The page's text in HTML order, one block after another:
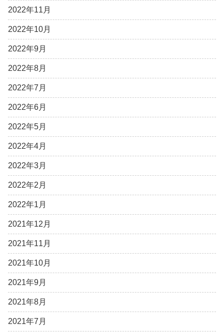
2022年11月
2022年10月
2022年9月
2022年8月
2022年7月
2022年6月
2022年5月
2022年4月
2022年3月
2022年2月
2022年1月
2021年12月
2021年11月
2021年10月
2021年9月
2021年8月
2021年7月